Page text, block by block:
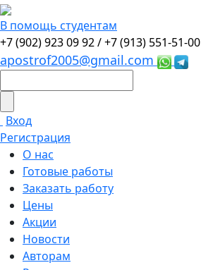
В помощь студентам
+7 (902) 923 09 92 /+7 (913) 551-51-00
apostrof2005@gmail.com
Вход
Регистрация
О нас
Готовые работы
Заказать работу
Цены
Акции
Новости
Авторам